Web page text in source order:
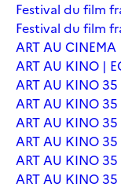
Festival du film
Festival du film
ART AU
ART AU KINO |
ART AU KINO
ART AU KINO
ART AU KINO
ART AU KINO
ART AU KINO
ART AU KINO